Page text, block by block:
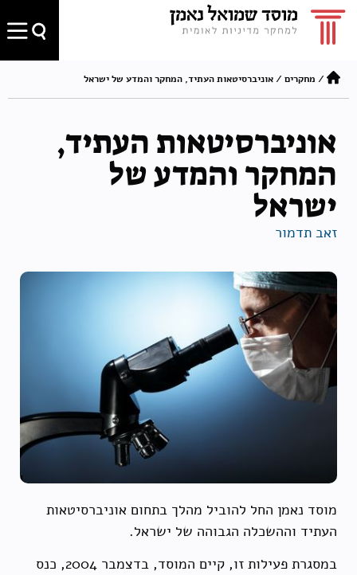
/ מחקרים /אוניברסיטאות העתיד, המחקר והמדע של ישראל
אוניברסיטאות העתיד,
המחקר והמדע של
ישראל
זאב תדמור
מוסד נאמן החל להוביל מהלך בתחום אוניברסיטאות
העתיד וההשכלה הגבוהה של ישראל.
במסגרת פעילות זו, קיים המוסד, בדצמבר 2004, כנס